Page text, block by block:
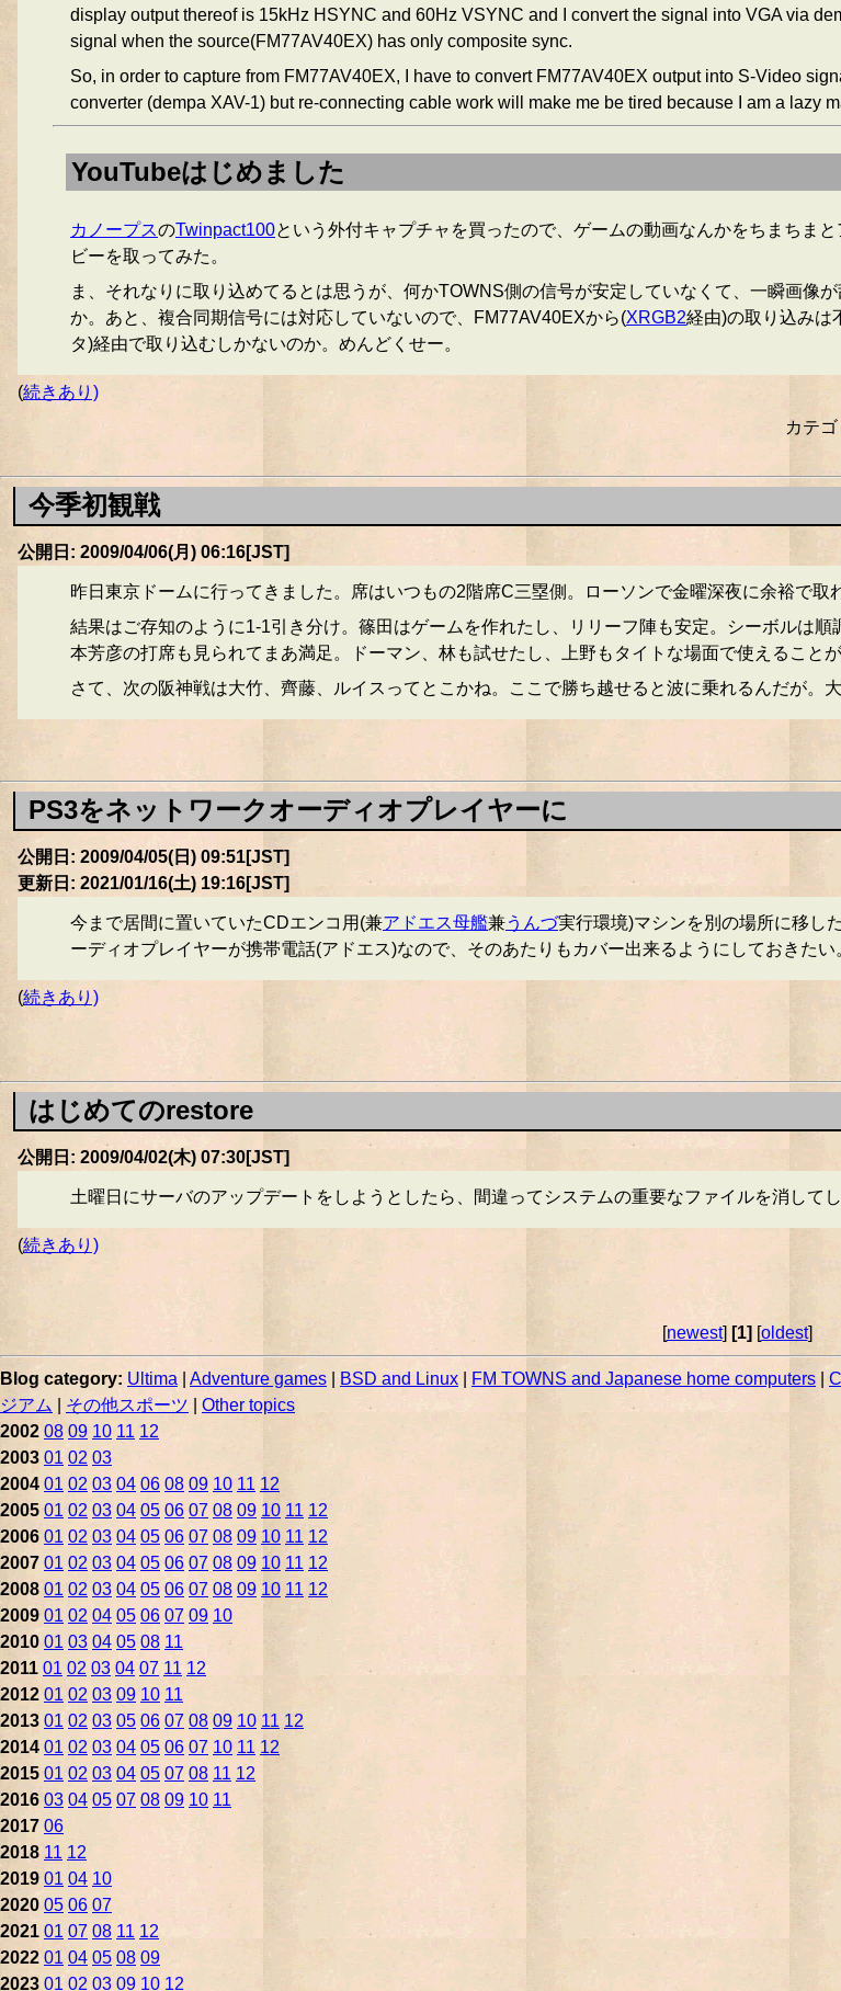
display output thereof is 15kHz HSYNC and 60Hz VSYNC and I convert the signal into VGA via
signal when the source(FM77AV40EX) has only composite sync.
So, in order to capture from FM77AV40EX, I have to convert FM77AV40EX output into S-Video
converter (dempa XAV-1) but re-connecting cable work will make me be tired because I am a lazy
YouTubeはじめました
カノープスのTwinpact100という外付キャプチャを買ったので、ゲームの動画なんかをちまちま
ビーを取ってみた。
ま、それなりに取り込めてるとは思うが、何かTOWNS側の信号が安定していなくて、一瞬画像
か。あと、複合同期信号には対応していないので、FM77AV40EXから(XRGB2経由)の取り込みは
タ)経由で取り込むしかないのか。めんどくせー。
(続きあり)
カテゴ
今季初観戦
公開日: 2009/04/06(月) 06:16[JST]
昨日東京ドームに行ってきました。席はいつもの2階席C三塁側。ローソンで金曜深夜に余裕で取
結果はご存知のように1-1引き分け。篠田はゲームを作れたし、リリーフ陣も安定。シーボルは
本芳彦の打席も見られてまあ満足。ドーマン、林も試せたし、上野もタイトな場面で使えること
さて、次の阪神戦は大竹、齊藤、ルイスってとこかね。ここで勝ち越せると波に乗れるんだが。大
PS3をネットワークオーディオプレイヤーに
公開日: 2009/04/05(日) 09:51[JST]
更新日: 2021/01/16(土) 19:16[JST]
今まで居間に置いていたCDエンコ用(兼アドエス母艦兼うんづ実行環境)マシンを別の場所に移し
ーディオプレイヤーが携帯電話(アドエス)なので、そのあたりもカバー出来るようにしておきたい
(続きあり)
はじめてのrestore
公開日: 2009/04/02(木) 07:30[JST]
土曜日にサーバのアップデートをしようとしたら、間違ってシステムの重要なファイルを消してし
(続きあり)
[newest] [1] [oldest]
Blog category: Ultima Adventure games BSD and Linux FM TOWNS and Japanese home computers
ジアム
その他スポーツ
Other topics
2002 08 09 10 11 12
2003 01 02 03
2004 01 02 03 04 06 08 09 10 11 12
2005 01 02 03 04 05 06 07 08 09 10 11 12
2006 01 02 03 04 05 06 07 08 09 10 11 12
2007 01 02 03 04 05 06 07 08 09 10 11 12
2008 01 02 03 04 05 06 07 08 09 10 11 12
2009 01 02 04 05 06 07 09 10
2010 01 03 04 05 08 11
2011 01 02 03 04 07 11 12
2012 01 02 03 09 10 11
2013 01 02 03 05 06 07 08 09 10 11 12
2014 01 02 03 04 05 06 07 10 11 12
2015 01 02 03 04 05 07 08 11 12
2016 03 04 05 07 08 09 10 11
2017 06
2018 11 12
2019 01 04 10
2020 05 06 07
2021 01 07 08 11 12
2022 01 04 05 08 09
2023 01 02 03 09 10 12